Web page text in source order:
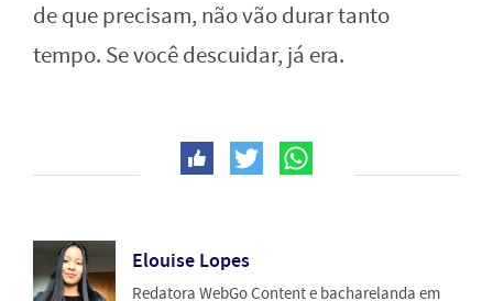
de que precisam, não vão durar tanto
tempo. Se você descuidar, já era.
Elouise Lopes
Redatora WebGo Content e bacharelanda em